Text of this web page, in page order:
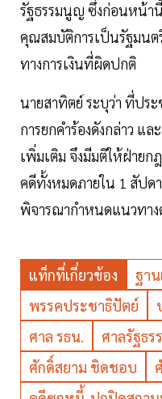
รัฐธรรมนูญ ซึ่งก่อนหน้า
คุณสมบัติการเป็นรัฐมนต
ทางการเงินที่ผิดปกติ
นายสาทิตย์ ระบุว่า ที่ปร
การยกคำร้องดังกล่าว แ
เพิ่มเติม จึงมีมติให้ฝ่ายก
คดีทั้งหมดภายใน 1 สัปด
พิจารณากำหนดแนวทาง
แท็กที่เกี่ยวข้อง ฐา
พรรคประชาธิปัตย์
ศาล รธน.
ศาลรัฐธ
ศักดิ์สยาม ชิดชอบ